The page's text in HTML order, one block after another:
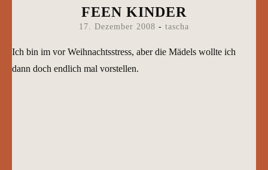
FEEN KINDER
17. Dezember 2008 - tascha
Ich bin im vor Weihnachtsstress, aber die Mädels wollte ich
dann doch endlich mal vorstellen.